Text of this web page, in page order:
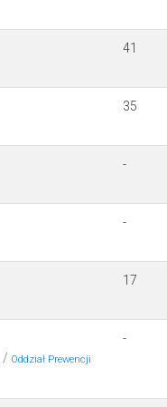
41
35
-
-
17
/ Oddział Prewencji
-